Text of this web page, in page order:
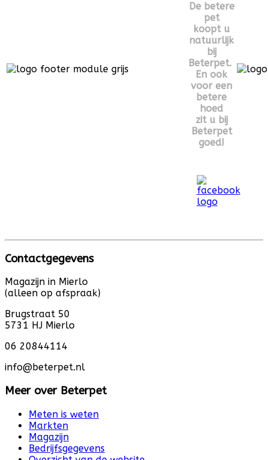
De betere
pet
koopt u
natuurlijk
bij
Beterpet.
En ook
voor een
betere
hoed
zit u bij
Beterpet
goed!
Contactgegevens
Magazijn in Mierlo
(alleen op afspraak)
Brugstraat 50
5731 HJ Mierlo
06 20844114
info@beterpet.nl
Meer over Beterpet
Meten is weten
Markten
Magazijn
Bedrijfsgegevens